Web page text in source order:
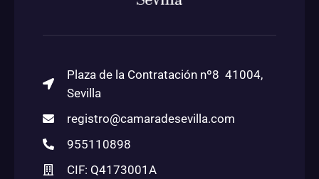
Plaza de la Contratación nº8 41004,
Sevilla
registro@camaradesevilla.com
955110898
CIF: Q4173001A